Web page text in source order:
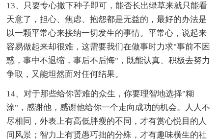
13、只要专心撒下种子即可，能否长出绿草来就只能看
天意了，担心、焦虑、抱怨都是无益的，最好的办法是
以一颗平常心来接纳一切发生的事情。平常心，说起来
容易做起来却很难，这需要我们在做事时力求"事前不困
惑，事中不退缩，事后不后悔"，既能认真、积极去努力
争取，又能坦然面对任何结果。
14、对于那些给你苦难的众生，你要理智地选择"糊
涂"，感谢他，感谢他给你一个走向成功的机会。人人不
尽相同，外表上有高低胖瘦的不同，才有赏心悦目的人
间风景；智力上有贤愚巧拙的分殊，才有趣味横生的社